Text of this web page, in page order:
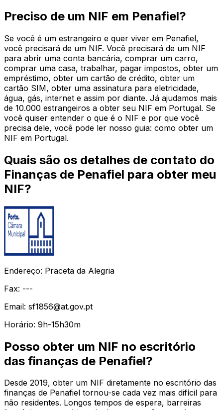
Preciso de um NIF em Penafiel?
Se você é um estrangeiro e quer viver em Penafiel,
você precisará de um NIF. Você precisará de um NIF
para abrir uma conta bancária, comprar um carro,
comprar uma casa, trabalhar, pagar impostos, obter um
empréstimo, obter um cartão de crédito, obter um
cartão SIM, obter uma assinatura para eletricidade,
água, gás, internet e assim por diante. Já ajudamos mais
de 10.000 estrangeiros a obter seu NIF em Portugal. Se
você quiser entender o que é o NIF e por que você
precisa dele, você pode ler nosso guia: como obter um
NIF em Portugal.
Quais são os detalhes de contato do
Finanças de Penafiel para obter meu
NIF?
Endereço: Praceta da Alegria
Fax: ---
Email: sf1856@at.gov.pt
Horário: 9h-15h30m
Posso obter um NIF no escritório
das finanças de Penafiel?
Desde 2019, obter um NIF diretamente no escritório das
finanças de Penafiel tornou-se cada vez mais difícil para
não residentes. Longos tempos de espera, barreiras